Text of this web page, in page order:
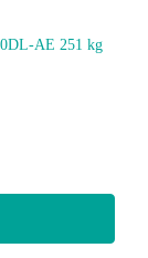
AE 251 kg